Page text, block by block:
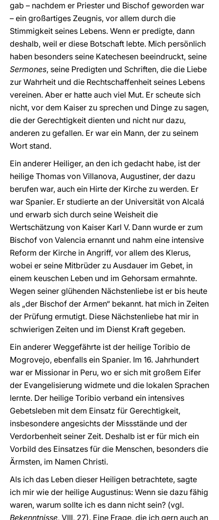
gab – nachdem er Priester und Bischof geworden war
– ein großartiges Zeugnis, vor allem durch die
Stimmigkeit seines Lebens. Wenn er predigte, dann
deshalb, weil er diese Botschaft lebte. Mich persönlich
haben besonders seine Katechesen beeindruckt, seine
Sermones, seine Predigten und Schriften, die die Liebe
zur Wahrheit und die Rechtschaffenheit seines Lebens
vereinen. Aber er hatte auch viel Mut. Er scheute sich
nicht, vor dem Kaiser zu sprechen und Dinge zu sagen,
die der Gerechtigkeit dienten und nicht nur dazu,
anderen zu gefallen. Er war ein Mann, der zu seinem
Wort stand.
Ein anderer Heiliger, an den ich gedacht habe, ist der
heilige Thomas von Villanova, Augustiner, der dazu
berufen war, auch ein Hirte der Kirche zu werden. Er
war Spanier. Er studierte an der Universität von Alcalá
und erwarb sich durch seine Weisheit die
Wertschätzung von Kaiser Karl V. Dann wurde er zum
Bischof von Valencia ernannt und nahm eine intensive
Reform der Kirche in Angriff, vor allem des Klerus,
wobei er seine Mitbrüder zu Ausdauer im Gebet, in
einem keuschen Leben und im Gehorsam ermahnte.
Wegen seiner glühenden Nächstenliebe ist er bis heute
als „der Bischof der Armen“ bekannt. hat mich in Zeiten
der Prüfung ermutigt. Diese Nächstenliebe hat mir in
schwierigen Zeiten und im Dienst Kraft gegeben.
Ein anderer Weggefährte ist der heilige Toribio de
Mogrovejo, ebenfalls ein Spanier. Im 16. Jahrhundert
war er Missionar in Peru, wo er sich mit großem Eifer
der Evangelisierung widmete und die lokalen Sprachen
lernte. Der heilige Toribio verband ein intensives
Gebetsleben mit dem Einsatz für Gerechtigkeit,
insbesondere angesichts der Missstände und der
Verdorbenheit seiner Zeit. Deshalb ist er für mich ein
Vorbild des Einsatzes für die Menschen, besonders die
Ärmsten, im Namen Christi.
Als ich das Leben dieser Heiligen betrachtete, sagte
ich mir wie der heilige Augustinus: Wenn sie dazu fähig
waren, warum sollte ich es dann nicht sein? (vgl.
Bekenntnisse, VIII, 27). Eine Frage, die ich gern auch an